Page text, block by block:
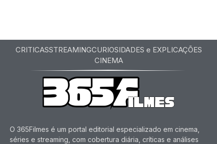
CRITICASSTREAMINGCURIOSIDADES e EXPLICAÇÕES
CINEMA
O 365Filmes é um portal editorial especializado em cinema,
séries e streaming, com cobertura diária, críticas e análises